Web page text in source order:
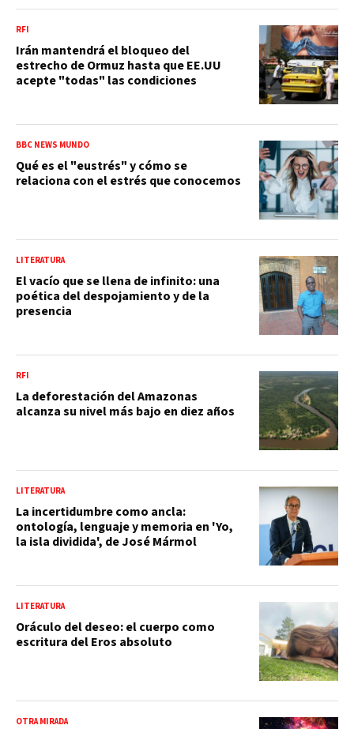
RFI
Irán mantendrá el bloqueo del
estrecho de Ormuz hasta que EE.UU
acepte "todas" las condiciones
BBC NEWS MUNDO
Qué es el "eustrés" y cómo se
relaciona con el estrés que conocemos
LITERATURA
El vacío que se llena de infinito: una
poética del despojamiento y de la
presencia
RFI
La deforestación del Amazonas
alcanza su nivel más bajo en diez años
LITERATURA
La incertidumbre como ancla:
ontología, lenguaje y memoria en 'Yo,
la isla dividida', de José Mármol
LITERATURA
Oráculo del deseo: el cuerpo como
escritura del Eros absoluto
OTRA MIRADA